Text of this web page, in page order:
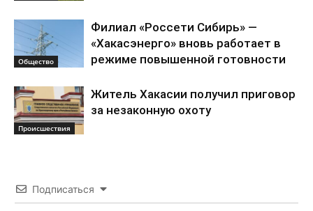
Общество
Филиал «Россети Сибирь» —
«Хакасэнерго» вновь работает в
режиме повышенной готовности
Происшествия
Житель Хакасии получил приговор
за незаконную охоту
Подписаться